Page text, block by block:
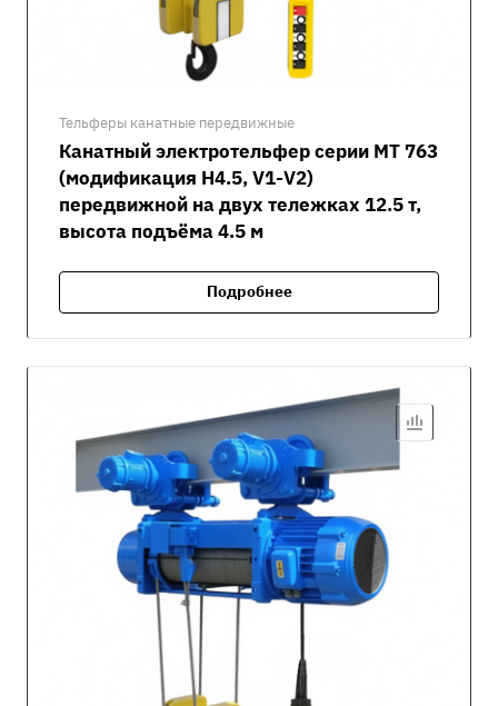
Тельферы канатные передвижные
Канатный электротельфер серии MT 763
(модификация H4.5, V1-V2)
передвижной на двух тележках 12.5 т,
высота подъёма 4.5 м
Подробнее